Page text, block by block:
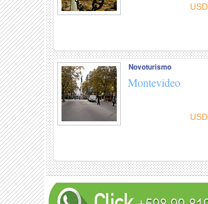
USD
Novoturismo
Montevideo
USD